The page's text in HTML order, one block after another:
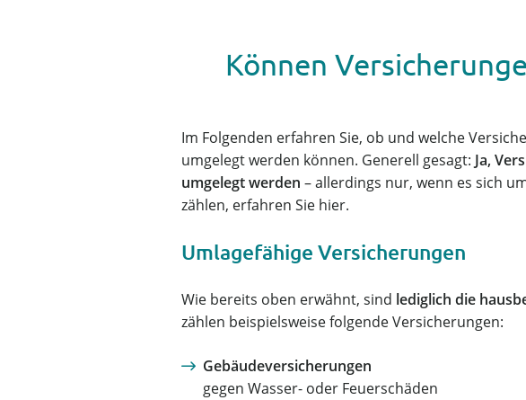
Können
Im Folgenden erfahren Sie, ob und welche
umgelegt werden können. Generell gesagt: Ja,
umgelegt werden – allerdings nur, wenn es sich
zählen, erfahren Sie hier.
Umlagefähige Versicherungen
Wie bereits oben erwähnt, sind lediglich die
zählen beispielsweise folgende Versicherungen:
Gebäudeversicherungen
gegen Wasser- oder Feuerschäden